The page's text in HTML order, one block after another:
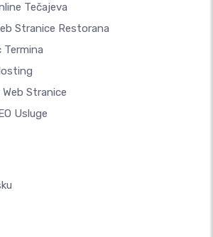
Tečajeva
Stranice Restorana
Termina
Stranice
Usluge